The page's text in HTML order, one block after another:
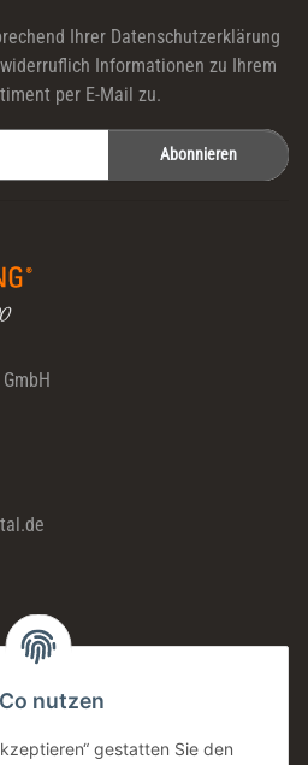
nutzen
gestatten Sie den
Ihrer Datenschutzerklärung
Informationen zu Ihrem
per E-Mail zu.
Abonnieren